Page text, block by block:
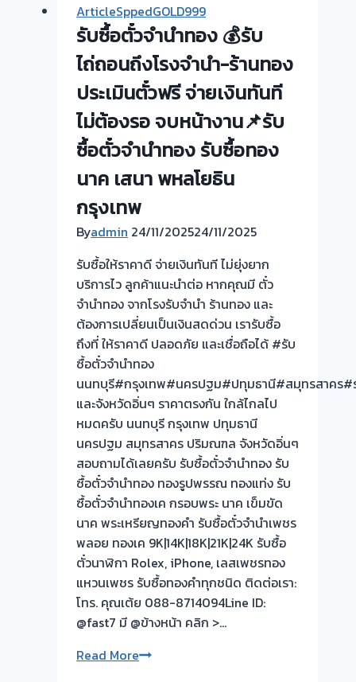
ทอง
💰
รับ
ไถ่ถอน
ถึง
โรง
จำนำ-
ร้าน
ทอง
ตั๋ว
ฟรี
จ่าย
สด
ทันที
ไม่
ต้อง
รอ
จบ
หน้า
งาน
📌
ผล
งาน
วัน
นี้➡️รับ
ซื้อ
ตั่ว
จำนำ
ทอง
ปากน้ำ
สมุทรปราการ
ArticleSppedGOLD999
รับซื้อตั๋วจำนำทอง 💰รับ
ไถ่ถอนถึงโรงจำนำ-ร้านทอง
ประเมินตั๋วฟรี จ่ายเงินทันที
ไม่ต้องรอ จบหน้างาน📌รับ
ซื้อตั๋วจำนำทอง รับซื้อทอง
นาค เสนา พหลโยธิน
กรุงเทพ
Byadmin 24/11/202524/11/2025
รับซื้อให้ราคาดี จ่ายเงินทันที ไม่ยุ่งยาก
บริการไว ลูกค้าแนะนำต่อ หากคุณมี ตั๋ว
จำนำทอง จากโรงรับจำนำ ร้านทอง และ
ต้องการเปลี่ยนเป็นเงินสดด่วน เรารับซื้อ
ถึงที่ ให้ราคาดี ปลอดภัย และเชื่อถือได้ #รับ
ซื้อตั๋วจำนำทอง
นนทบุรี#กรุงเทพ#นครปฐม#ปทุมธานี#สมุทรสาคร#
และจังหวัดอิ่นๆ ราคาตรงกัน ใกล้ไกลไป
หมดครับ นนทบุรี กรุงเทพ ปทุมธานี
นครปฐม สมุทรสาคร ปริมณฑล จังหวัดอิ่นๆ
สอบถามได้เลยครับ รับซื้อตั๋วจำนำทอง รับ
ซื้อตั๋วจำนำทอง ทองรูปพรรณ ทองแท่ง รับ
ซื้อตั๋วจำนำทองเค กรอบพระ นาค เข็มขัด
นาค พระเหรียญทองคำ รับซื้อตั๋วจำนำเพชร
พลอย ทองเค 9K|14K|18K|21K|24K รับซื้อ
ตั๋วนาฬิกา Rolex, iPhone, เลสเพชรทอง
แหวนเพชร รับซื้อทองคำทุกชนิด ติดต่อเรา:
โทร. คุณเต้ย 088-8714094Line ID:
@fast7 มี @ข้างหน้า คลิก >…
Read Moreรับ